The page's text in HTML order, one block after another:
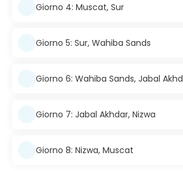
Giorno 4: Muscat, Sur
Giorno 5: Sur, Wahiba Sands
Giorno 6: Wahiba Sands, Jabal
Giorno 7: Jabal Akhdar, Nizwa
Giorno 8: Nizwa, Muscat